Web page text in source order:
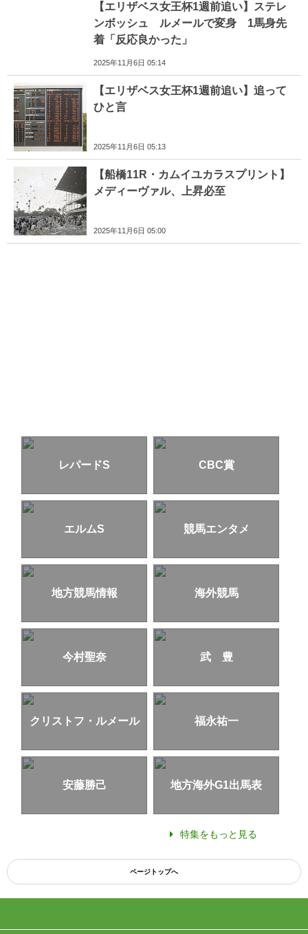
【エリザベス女王杯1週前追い】ステレ
ンボッシュ ルメールで変身 1馬身先
着「反応良かった」
2025年11月6日 05:14
【エリザベス女王杯1週前追い】追って
ひと言
2025年11月6日 05:13
【船橋11R・カムイユカラスプリント】
メディーヴァル、上昇必至
2025年11月6日 05:00
レパードS CBC賞
エルムS 競馬エンタメ
地方競馬情報 海外競馬
今村聖奈 武 豊
クリストフ・ルメール 福永祐一
安藤勝己 地方海外G1出馬表
特集をもっと見る
ページトップへ